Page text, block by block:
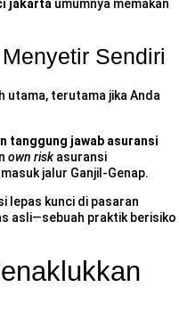
jakarta umumnya memakan
Sendiri
utama, terutama jika Anda
tanggung jawab asuransi
own riskasuransi
jalur Ganjil-Genap.
lepas kunci di pasaran
asli—sebuah praktik berisiko